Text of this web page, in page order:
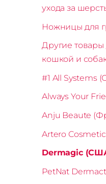
ухода за
Ножницы для
Другие товары
кошкой и
#1 All Systems
Always Your
Anju Beaute
Artero
Dermagic
PetNat